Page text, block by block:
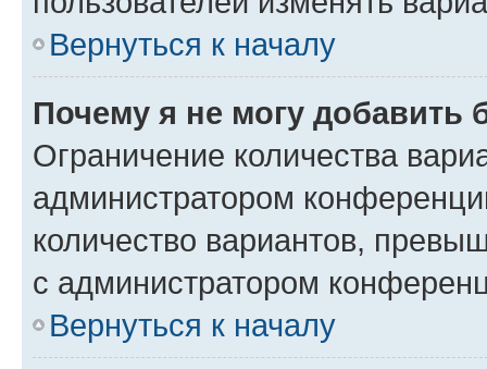
Вернуться к началу
Почему я не могу добавить
Ограничение количества
администратором
количество вариантов,
с администратором
Вернуться к началу